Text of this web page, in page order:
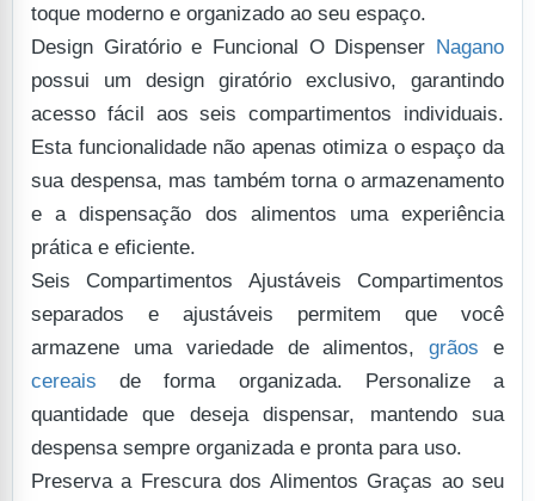
toque moderno e organizado ao seu espaço.
Design Giratório e Funcional O Dispenser Nagano
possui um design giratório exclusivo, garantindo
acesso fácil aos seis compartimentos individuais.
Esta funcionalidade não apenas otimiza o espaço da
sua despensa, mas também torna o armazenamento
e a dispensação dos alimentos uma experiência
prática e eficiente.
Seis Compartimentos Ajustáveis Compartimentos
separados e ajustáveis permitem que você
armazene uma variedade de alimentos,grãos e
cereais de forma organizada. Personalize a
quantidade que deseja dispensar, mantendo sua
despensa sempre organizada e pronta para uso.
Preserva a Frescura dos Alimentos Graças ao seu